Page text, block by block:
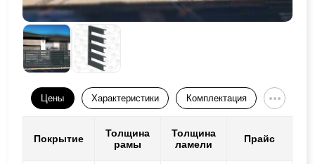
Цены Характеристики Комплектация
Покрытие
Толщина
рамы
Толщина
ламели
Прайс